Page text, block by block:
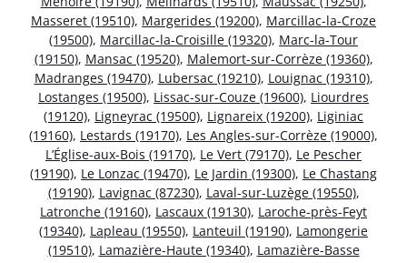
Masseret (19510), Margerides (19200), Marcillac-la-Croze
(19500), Marcillac-la-Croisille (19320), Marc-la-Tour
(19150), Mansac (19520), Malemort-sur-Corrèze (19360),
Madranges (19470), Lubersac (19210), Louignac (19310),
Lostanges (19500), Lissac-sur-Couze (19600), Liourdres
(19120), Ligneyrac (19500), Lignareix (19200), Liginiac
(19160), Lestards (19170), Les Angles-sur-Corrèze (19000),
L’Église-aux-Bois (19170), Le Vert (79170), Le Pescher
(19190), Le Lonzac (19470), Le Jardin (19300), Le Chastang
(19190), Lavignac (87230), Laval-sur-Luzège (19550),
Latronche (19160), Lascaux (19130), Laroche-près-Feyt
(19340), Lapleau (19550), Lanteuil (19190), Lamongerie
(19510), Lamazière-Haute (19340), Lamazière-Basse